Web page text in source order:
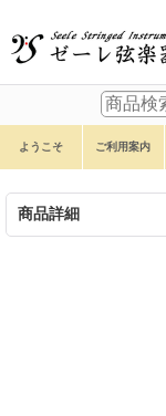
ようこそ ご利用案内
商品詳細